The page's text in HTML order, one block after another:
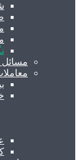
مسائل